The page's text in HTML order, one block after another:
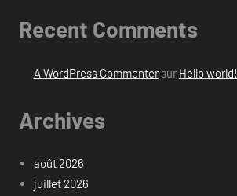
Recent Comments
A WordPress Commentersur Hello world!
Archives
août 2026
juillet 2026